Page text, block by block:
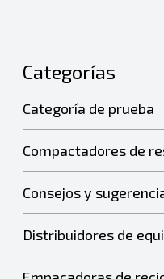
Categorías
Categoría de prueba
Compactadores de
Consejos y
Distribuidores de